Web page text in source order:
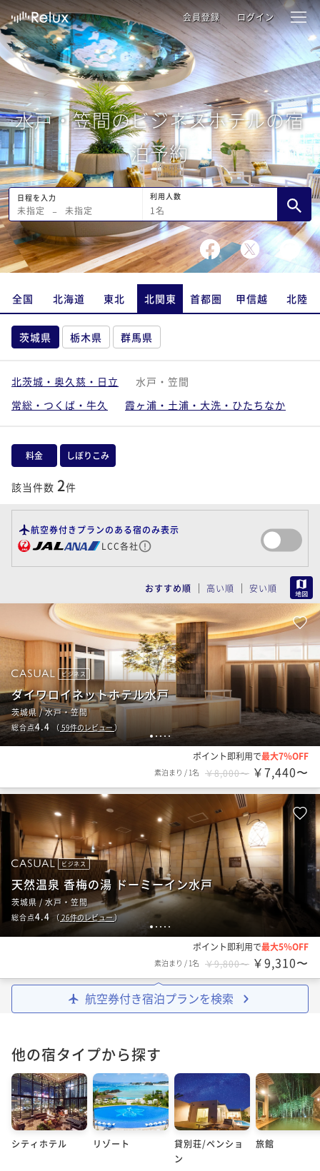
会員登録 ログイン
水戸・笠間のビジネスホテルの宿
泊予約
日程を入力
未指定 − 未指定
利用人数
1 名
全国 北海道 東北 北関東 首都圏 甲信越 北陸
茨城県 栃木県 群馬県
北茨城・奥久慈・日立
水戸・笠間
常総・つくば・牛久
霞ヶ浦・土浦・大洗・ひたちなか
料金 しぼりこみ
該当件数 2件
航空券付きプランのある宿のみ表示
LCC各社
おすすめ順 高い順 安い順
12345
ビジネス
ダイワロイネットホテル水戸
茨城県 / 水戸・笠間
総合点4.4 （ 59件のレビュー）
ポイント即利用で最大7％OFF
素泊まり / 1名 ￥8,000〜 ￥7,440〜
1 2 3 4 5
ビジネス
天然温泉 香梅の湯 ドーミーイン水戸
茨城県 / 水戸・笠間
総合点4.4（ 26件のレビュー）
ポイント即利用で最大5％OFF
素泊まり / 1名 ￥9,800〜 ￥9,310〜
航空券付き宿泊プランを検索
他の宿タイプから探す
シティホテル リゾート
貸別荘/ペンショ
ン
旅館